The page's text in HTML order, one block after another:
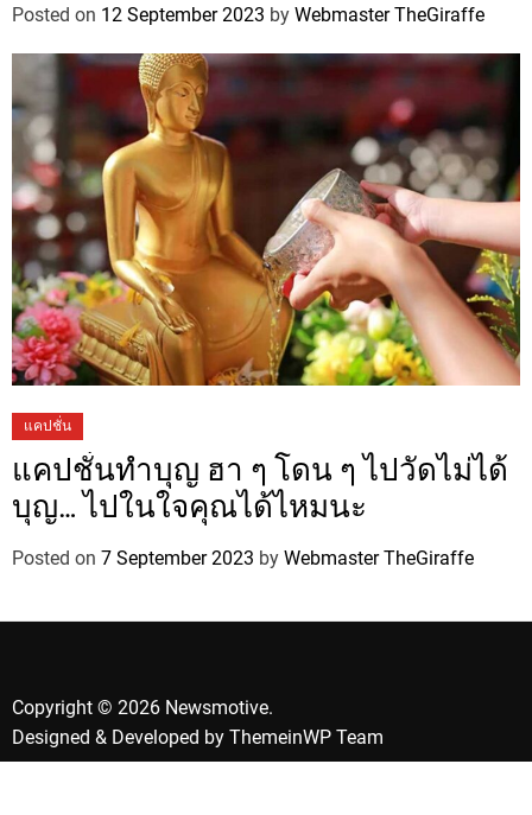
Posted on 12 September 2023 by Webmaster TheGiraffe
แคปชั่น
แคปชั่นทำบุญ ฮา ๆ โดน ๆ ไปวัดไม่ได้
บุญ… ไปในใจคุณได้ไหมนะ
Posted on 7 September 2023 by Webmaster TheGiraffe
Copyright © 2026 Newsmotive.
Designed & Developed by ThemeinWP Team